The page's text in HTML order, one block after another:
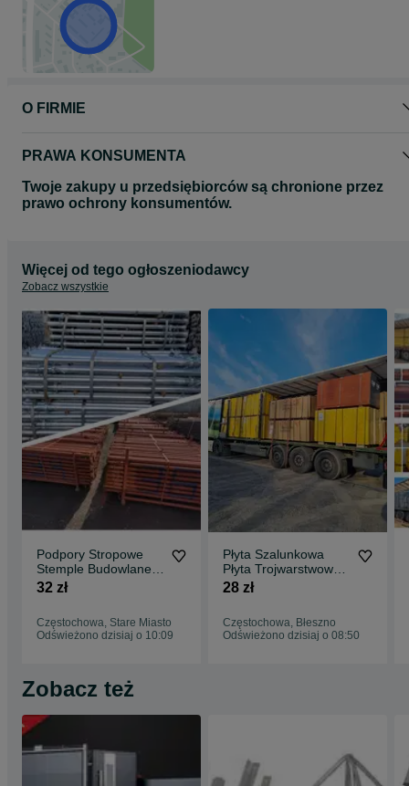
Zapraszamy na nasze inne aukcje
O FIRMIE
PRAWA KONSUMENTA
Twoje zakupy u przedsiębiorców są chronione przez
prawo ochrony konsumentów.
Więcej od tego ogłoszeniodawcy
Zobacz wszystkie
Podpory Stropowe
Stemple Budowlane
Dźwigary H20
topolowa czarna
Sklejka Żabki
32 zł
Częstochowa, Stare Miasto
Odświeżono dzisiaj o 10:09
Płyta Szalunkowa
Płyta Trojwarstwowa
okuta stemple
topolowa Dźwigary
h20 podpory
28 zł
Częstochowa, Błeszno
Odświeżono dzisiaj o 08:50
Zobacz też